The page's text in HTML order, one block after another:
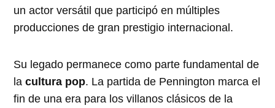
un actor versátil que participó en múltiples
producciones de gran prestigio internacional.
Su legado permanece como parte fundamental de
lacultura pop. La partida de Pennington marca el
fin de una era para los villanos clásicos de la